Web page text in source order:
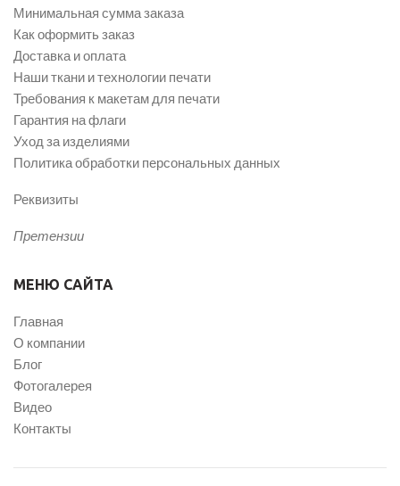
Минимальная сумма заказа
Как оформить заказ
Доставка и оплата
Наши ткани и технологии печати
Требования к макетам для печати
Гарантия на флаги
Уход за изделиями
Политика обработки персональных данных
Реквизиты
Претензии
МЕНЮ САЙТА
Главная
О компании
Блог
Фотогалерея
Видео
Контакты